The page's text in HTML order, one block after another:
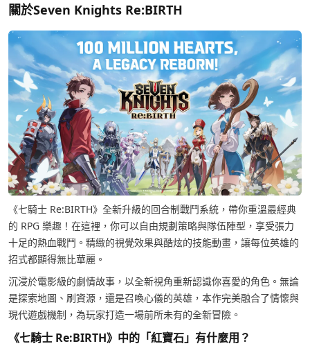
關於Seven Knights Re:BIRTH
《七騎士 Re:BIRTH》全新升級的回合制戰鬥系統，帶你重溫最經典
的 RPG 樂趣！在這裡，你可以自由規劃策略與隊伍陣型，享受張力
十足的熱血戰鬥。精緻的視覺效果與酷炫的技能動畫，讓每位英雄的
招式都顯得無比華麗。
沉浸於電影級的劇情故事，以全新視角重新認識你喜愛的角色。無論
是探索地圖、刷資源，還是召喚心儀的英雄，本作完美融合了情懷與
現代遊戲機制，為玩家打造一場前所未有的全新冒險。
《七騎士 Re:BIRTH》中的「紅寶石」有什麼用？